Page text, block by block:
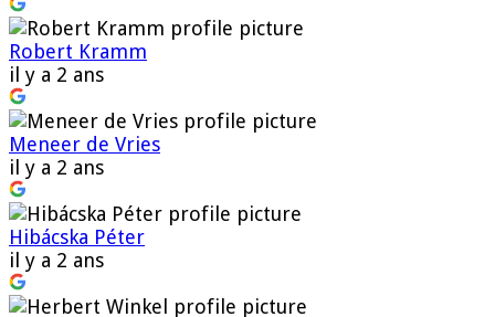
Robert Kramm
il y a 2 ans
Meneer de Vries
il y a 2 ans
Hibácska Péter
il y a 2 ans